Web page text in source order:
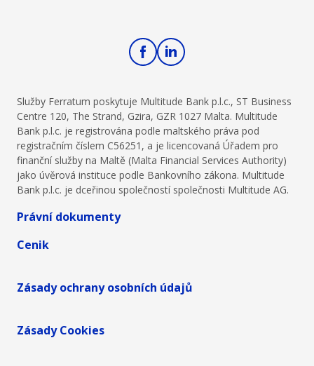
Služby Ferratum poskytuje Multitude Bank p.l.c., ST Business
Centre 120, The Strand, Gzira, GZR 1027 Malta. Multitude
Bank p.l.c. je registrována podle maltského práva pod
registračním číslem C56251, a je licencovaná Úřadem pro
finanční služby na Maltě (Malta Financial Services Authority)
jako úvěrová instituce podle Bankovního zákona. Multitude
Bank p.l.c. je dceřinou společností společnosti Multitude AG.
Právní dokumenty
Cenik
Zásady ochrany osobních údajů
Zásady Cookies